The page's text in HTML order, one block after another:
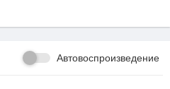
Автовоспроизведение